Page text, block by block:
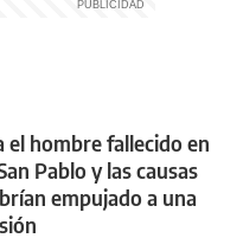
el hombre fallecido en
Pablo y las causas
empujado a una